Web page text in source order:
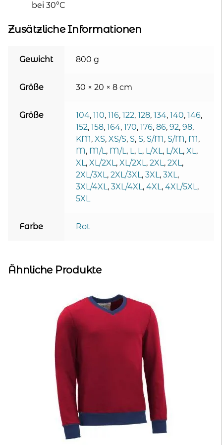
bei 30°C
Zusätzliche Informationen
Gewicht 800 g
Größe 30 × 20 × 8 cm
Größe 104, 110, 116, 122, 128, 134, 140, 146,
152, 158, 164, 170, 176, 86, 92, 98,
KM, XS, XS/S, S, S, S/M, S/M, M,
M, M/L, M/L, L, L, L/XL, L/XL, XL,
XL, XL/2XL, XL/2XL, 2XL, 2XL,
2XL/3XL, 2XL/3XL, 3XL, 3XL,
3XL/4XL, 3XL/4XL, 4XL, 4XL/5XL,
5XL
Farbe Rot
Ähnliche Produkte